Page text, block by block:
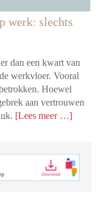
werk: slechts
dan een kwart van
werkvloer. Vooral
Hoewel
aan vertrouwen
[Lees meer …]